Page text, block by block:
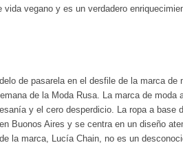
vegano y es un verdadero
de pasarela en el desfile de la marca de
de la Moda Rusa. La marca de moda
y el cero desperdicio. La ropa a base
Buonos Aires y se centra en un diseño
la marca, Lucía Chain, no es un